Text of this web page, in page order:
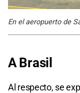
En el aeropuerto de
A Brasil
Al respecto, se